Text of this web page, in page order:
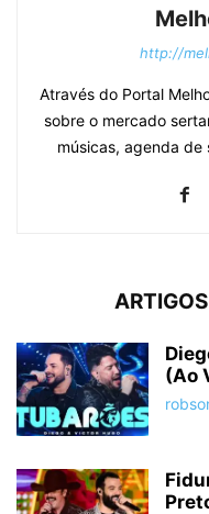
http://
Através do Portal
sobre o mercado
músicas, agenda de
(Ao